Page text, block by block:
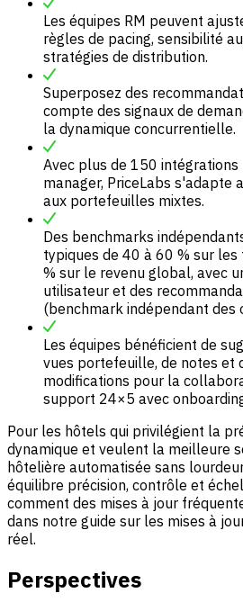
Les équipes RM peuvent
règles de pacing, sensibilité
stratégies de distribution.
Superposez des
compte des signaux de
la dynamique concurrentielle.
Avec plus de 150 intégrations
manager, PriceLabs s'adapte
aux portefeuilles mixtes.
Des benchmarks
typiques de 40 à 60 % sur
% sur le revenu global, avec
utilisateur et des
(benchmark indépendant des
Les équipes bénéficient de
vues portefeuille, de notes et
modifications pour la
support 24×5 avec
Pour les hôtels qui privilégient la
dynamique et veulent la meilleure
hôtelière automatisée sans
équilibre précision, contrôle et
comment des mises à jour
dans notre guide sur les mises à
réel.
Perspectives